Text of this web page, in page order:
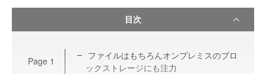
目次
Page 1
ファイルはもちろんオンプレミスのブロ
ックストレージにも注力